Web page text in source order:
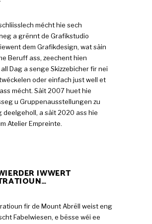
mécht hie sech
a grënnt de Grafikstudio
dem Grafikdesign, wat säin
Beruff ass, zeechent hien
Dag a senge Skizzebicher fir nei
oder einfach just well et
mécht. Säit 2007 huet hie
u Gruppenausstellungen zu
deelgeholl, a säit 2020 ass hie
Atelier Empreinte.
IWWERT
fir de Mount Abrëll weist eng
Fabelwiesen, e bësse wéi ee